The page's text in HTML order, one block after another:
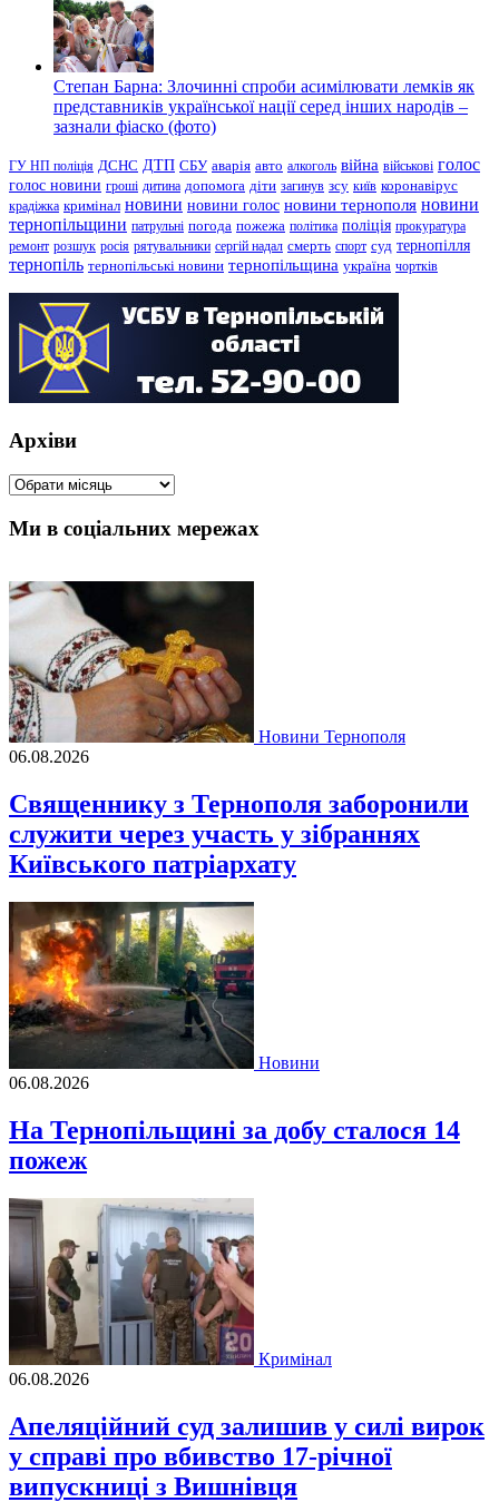
Степан Барна: Злочинні спроби асимілювати лемків як
представників української нації серед інших народів –
зазнали фіаско (фото)
ГУ НП поліція ДСНС ДТП СБУ аварія авто алкоголь війна військові голос
голос новини гроші дитина допомога діти загинув зсу київ коронавірус
крадіжка кримінал новини новини голос новини тернополя новини
тернопільщини патрульні погода пожежа політика поліція прокуратура
ремонт розшук росія рятувальники сергій надал смерть спорт суд тернопілля
тернопіль тернопільські новини тернопільщина україна чортків
Архіви
Архіви
Ми в соціальних мережах
Новини Тернополя
06.08.2026
Священнику з Тернополя заборонили
служити через участь у зібраннях
Київського патріархату
Новини
06.08.2026
На Тернопільщині за добу сталося 14
пожеж
Кримінал
06.08.2026
Апеляційний суд залишив у силі вирок
у справі про вбивство 17-річної
випускниці з Вишнівця